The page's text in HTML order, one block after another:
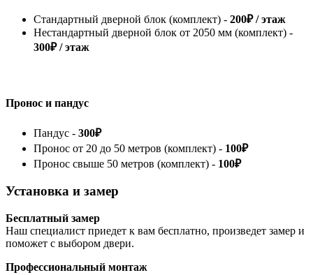
Стандартный дверной блок (комплект) - 200₽ / этаж
Нестандартный дверной блок от 2050 мм (комплект) -
300₽ / этаж
Пронос и пандус
Пандус - 300₽
Пронос от 20 до 50 метров (комплект) - 100₽
Пронос свыше 50 метров (комплект) - 100₽
Установка и замер
Бесплатный замер
Наш специалист приедет к вам бесплатно, произведет замер и
поможет с выбором двери.
Профессиональный монтаж